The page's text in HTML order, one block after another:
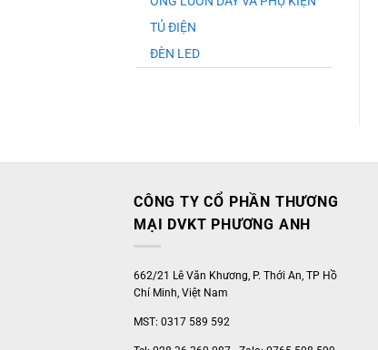
TỦ ĐIỆN
ĐÈN LED
CÔNG TY CỔ PHẦN THƯƠNG
MẠI DVKT PHƯƠNG ANH
662/21 Lê Văn Khương, P. Thới An, TP Hồ
Chí Minh, Việt Nam
MST: 0317 589 592